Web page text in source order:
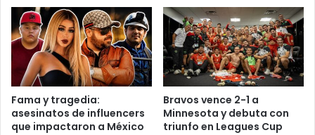
Fama y tragedia:
asesinatos de influencers
que impactaron a México
Bravos vence 2-1 a
Minnesota y debuta con
triunfo en Leagues Cup